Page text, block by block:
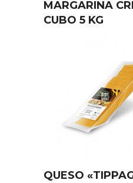
MARGARINA
CUBO 5 KG
QUESO